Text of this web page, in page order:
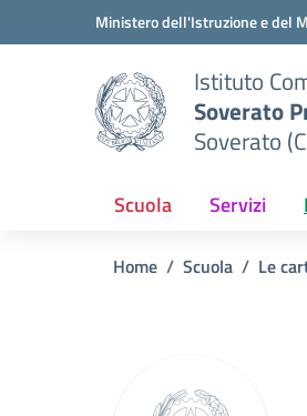
Vai ai contenuti
Vai al menu di navigazioneMinistero dell'Istruzione e del
Istituto
Soverato
Soverato
Scuola Servizi
Home Scuola Le